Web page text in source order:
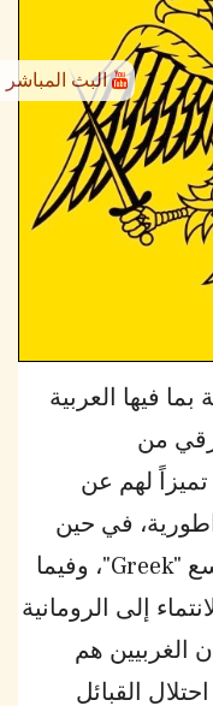
فيها العربية
من
تميزاً لهم عن
في حين
سمّاهم الغربيون منذ القرن التاسع "Greek"، وفيما
إلى الرومانية
الغربيين هم
القبائل
البث المباشر